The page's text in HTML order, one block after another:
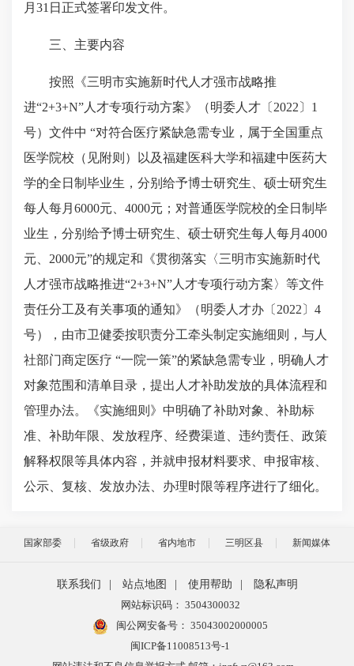
月31日正式签署印发文件。
三、主要内容
按照《三明市实施新时代人才强市战略推
进“2+3+N”人才专项行动方案》（明委人才〔2022〕1
号）文件中 “对符合医疗紧缺急需专业，属于全国重点
医学院校（见附则）以及福建医科大学和福建中医药大
学的全日制毕业生，分别给予博士研究生、硕士研究生
每人每月 6000元、 4000元；对普通医学院校的全日制毕
业生，分别给予博士研究生、硕士研究生每人每月 4000
元、 2000元”的规定和 《贯彻落实〈三明市实施新时代
人才强市战略推进“2+3+N”人才专项行动方案〉等文件
责任分工及有关事项的通知》（明委人才办〔2022〕4
号），由市卫健委按职责分工牵头制定实施细则，与人
社部门商定医疗 “一院一策”的紧缺急需专业，明确人才
对象范围和清单目录，提出人才补助发放的具体流程和
管理办法。
《实施细则》中明确了补助对象、补助标
准、补助年限、发放程序、经费渠道、违约责任、政策
解释权限等具体内容，并就申报材料要求、申报审核、
公示、复核、发放办法、办理时限等程序进行了细化。
国家部委 省级政府 省内地市 三明区县 新闻媒体
联系我们 站点地图 使用帮助
隐私声明
网站标识码： 3504300032
闽公网安备号： 35043002000005
闽ICP备11008513号-1